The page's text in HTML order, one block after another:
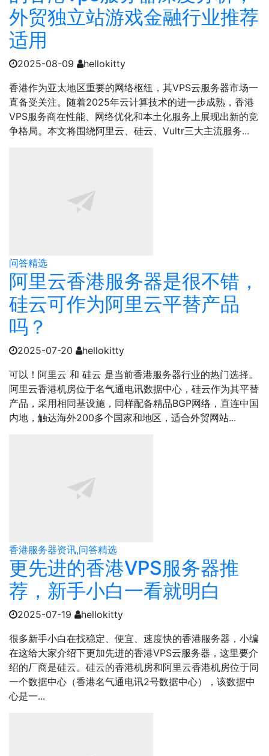
外贸独立站游戏金融行业推荐
适用
2025-08-09
hellokitty
香港作为亚太地区重要的网络枢纽，其VPS云服务器市场一
直备受关注。随着2025年云计算技术的进一步成熟，香港
VPS服务商在性能、网络优化和本土化服务上展现出新的竞
争格局。本文将围绕阿里云、硅云、Vultr三大主流服务...
问答精选
阿里云香港服务器是很不错，
硅云可作为阿里云平替产品
吗？
2025-07-20
hellokitty
可以！阿里云 ‌和‌ 硅云 ‌是当前香港服务器行业的热门选择。
阿里云香港机房位于名气通电讯数据中心，硅云作为其平替
产品，采用相同基设施，同样配备精品BGP网络，直连中国
内地，触达海外200多个国家和地区，适合外贸网站...
香港服务器资讯,问答精选
更先进的香港VPS服务器推
荐，新手小白一看就明白
2025-07-19
hellokitty
很多新手小白在找稳定、便宜、速度快的香港服务器，小编
在这给大家介绍下更加先进的香港VPS云服务器，这里要介
绍的厂商是硅云。硅云的香港机房和阿里云香港机房位于同
一个数据中心（香港名气通电讯2号数据中心），该数据中
心是一...